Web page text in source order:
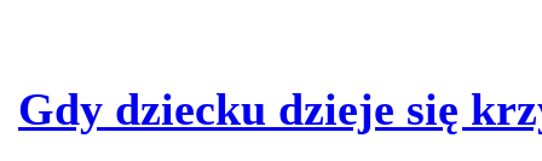
Gdy dziecku dzieje się